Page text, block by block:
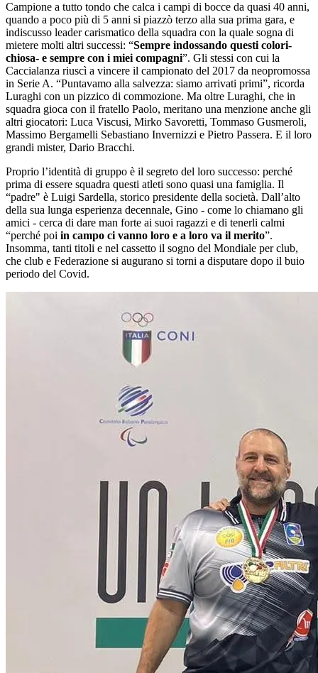
Campione a tutto tondo che calca i campi di bocce da quasi 40 anni,
quando a poco più di 5 anni si piazzò terzo alla sua prima gara, e
indiscusso leader carismatico della squadra con la quale sogna di
mietere molti altri successi: “Sempre indossando questi colori-
chiosa- e sempre con i miei compagni”. Gli stessi con cui la
Caccialanza riuscì a vincere il campionato del 2017 da neopromossa
in Serie A. “Puntavamo alla salvezza: siamo arrivati primi”, ricorda
Luraghi con un pizzico di commozione. Ma oltre Luraghi, che in
squadra gioca con il fratello Paolo, meritano una menzione anche gli
altri giocatori: Luca Viscusi, Mirko Savoretti, Tommaso Gusmeroli,
Massimo Bergamelli Sebastiano Invernizzi e Pietro Passera. E il loro
grandi mister, Dario Bracchi.
Proprio l’identità di gruppo è il segreto del loro successo: perché
prima di essere squadra questi atleti sono quasi una famiglia. Il
“padre" è Luigi Sardella, storico presidente della società. Dall’alto
della sua lunga esperienza decennale, Gino - come lo chiamano gli
amici - cerca di dare man forte ai suoi ragazzi e di tenerli calmi
“perché poi in campo ci vanno loro e a loro va il merito”.
Insomma, tanti titoli e nel cassetto il sogno del Mondiale per club,
che club e Federazione si augurano si torni a disputare dopo il buio
periodo del Covid.